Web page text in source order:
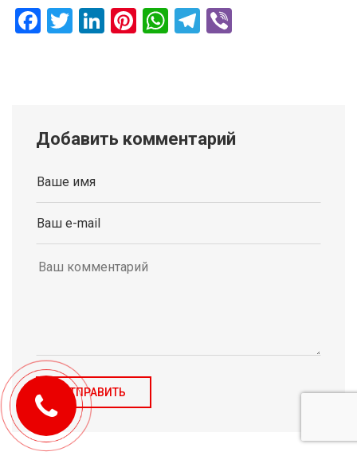
Facebook
Twitter
LinkedIn
Pinterest
WhatsApp
Telegram
Добавить комментарий